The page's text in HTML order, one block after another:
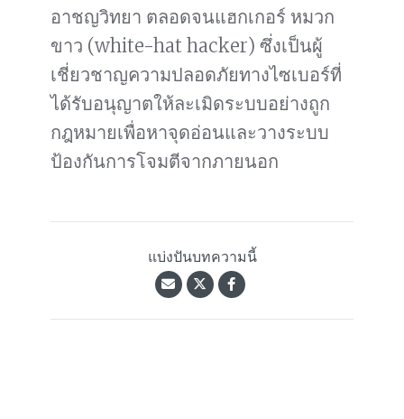
อาชญวิทยา ตลอดจนแฮกเกอร์ หมวก
ขาว (white-hat hacker) ซึ่งเป็นผู้
เชี่ยวชาญความปลอดภัยทางไซเบอร์ที่
ได้รับอนุญาตให้ละเมิดระบบอย่างถูก
กฎหมายเพื่อหาจุดอ่อนและวางระบบ
ป้องกันการโจมตีจากภายนอก
แบ่งปันบทความนี้